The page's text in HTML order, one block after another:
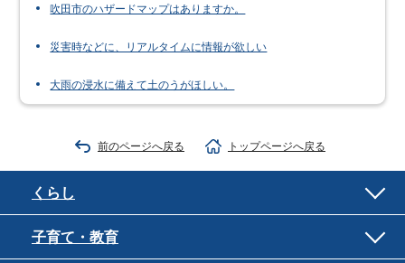
吹田市のハザードマップはありますか。
災害時などに、リアルタイムに情報が欲しい
大雨の浸水に備えて土のうがほしい。
前のページへ戻る トップページへ戻る
くらし
子育て・教育